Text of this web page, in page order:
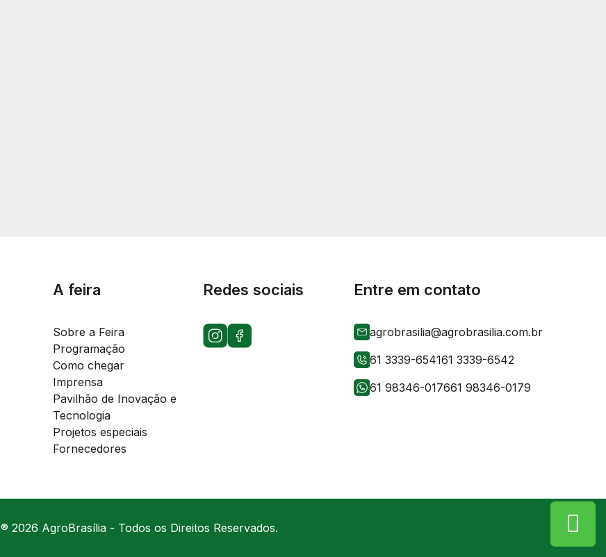
A feira
Sobre a Feira
Programação
Como chegar
Imprensa
Pavilhão de Inovação e
Tecnologia
Projetos especiais
Fornecedores
Redes sociais Entre em contato
agrobrasilia@agrobrasilia.com.br
61 3339-654161 3339-6542
61 98346-017661 98346-0179
® 2026 AgroBrasília - Todos os Direitos Reservados.